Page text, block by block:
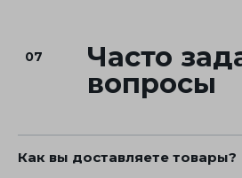
Как вы доставляете товары?